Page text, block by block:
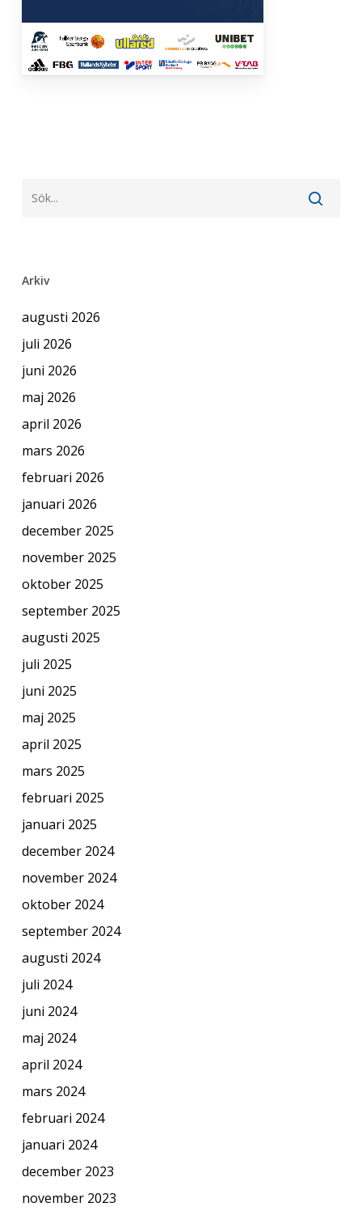
Arkiv
augusti 2026
juli 2026
juni 2026
maj 2026
april 2026
mars 2026
februari 2026
januari 2026
december 2025
november 2025
oktober 2025
september 2025
augusti 2025
juli 2025
juni 2025
maj 2025
april 2025
mars 2025
februari 2025
januari 2025
december 2024
november 2024
oktober 2024
september 2024
augusti 2024
juli 2024
juni 2024
maj 2024
april 2024
mars 2024
februari 2024
januari 2024
december 2023
november 2023